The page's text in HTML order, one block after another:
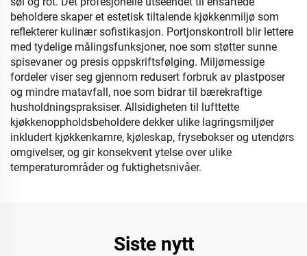
beholdere skaper et estetisk tiltalende kjøkkenmiljø som
reflekterer kulinær sofistikasjon. Portjonskontroll blir lettere
med tydelige målingsfunksjoner, noe som støtter sunne
spisevaner og presis oppskriftsfølging. Miljømessige
fordeler viser seg gjennom redusert forbruk av plastposer
og mindre matavfall, noe som bidrar til bærekraftige
husholdningspraksiser. Allsidigheten til lufttette
kjøkkenoppholdsbeholdere dekker ulike lagringsmiljøer
inkludert kjøkkenkamre, kjøleskap, frysebokser og utendørs
omgivelser, og gir konsekvent ytelse over ulike
temperaturområder og fuktighetsnivåer.
Siste nytt